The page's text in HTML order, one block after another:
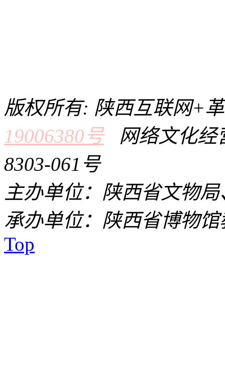
版权所有: 陕西互联网+
19006380号网络文化经
8303-061号
主办单位：陕西省文物
承办单位：陕西省博物
Top